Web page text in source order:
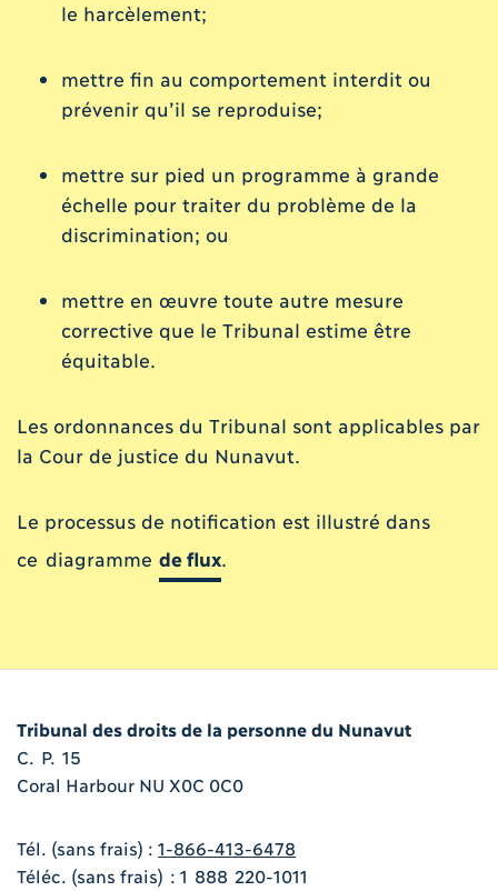
le harcèlement;
mettre fin au comportement interdit ou
prévenir qu’il se reproduise;
mettre sur pied un programme à grande
échelle pour traiter du problème de la
discrimination; ou
mettre en œuvre toute autre mesure
corrective que le Tribunal estime être
équitable.
Les ordonnances du Tribunal sont applicables par
la Cour de justice du Nunavut.
Le processus de notification est illustré dans
ce diagramme de flux
Tribunal des droits de la personne du Nunavut
C. P. 15
Coral Harbour NU X0C 0C0
Tél. (sans frais) : 1-866-413-6478
Téléc. (sans frais) : 1 888 220-1011